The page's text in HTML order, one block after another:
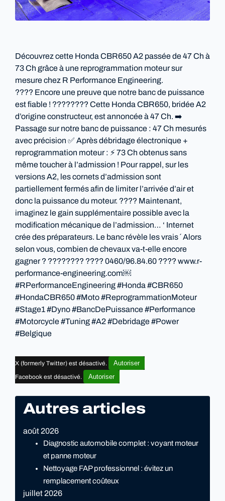
Découvrez cette Honda CBR650 A2 passée de 47 Ch à
73 Ch grâce à une reprogrammation moteur sur
mesure chez R Performance Engineering.
????️ Encore une preuve que notre banc de puissance
est fiable ! ???????? Cette Honda CBR650, bridée A2
d’origine constructeur, est annoncée à 47 Ch. ➡️
Passage sur notre banc de puissance : 47 Ch mesurés
avec précision ✅ Après débridage électronique +
reprogrammation moteur : ⚡ 73 Ch obtenus sans
même toucher à l’admission ! Pour rappel, sur les
versions A2, les cornets d’admission sont
partiellement fermés afin de limiter l’arrivée d’air et
donc la puissance du moteur. ???? Maintenant,
imaginez le gain supplémentaire possible avec la
modification mécanique de l’admission… ‘ Internet
crée des préparateurs. Le banc révèle les vrais ´ Alors
selon vous, combien de chevaux va-t-elle encore
gagner ? ???????? ???? 0460/96.84.60 ???? www.r-
performance-engineering.com￼
#RPerformanceEngineering #Honda #CBR650
#HondaCBR650 #Moto #ReprogrammationMoteur
#Stage1 #Dyno #BancDePuissance #Performance
#Motorcycle #Tuning #A2 #Debridage #Power
#Belgique
X (formerly Twitter) est désactivé. Autoriser
Facebook est désactivé. Autoriser
Autres articles
août 2026
Diagnostic automobile complet : voyant moteur
et panne moteur
Nettoyage FAP professionnel : évitez un
remplacement coûteux
juillet 2026